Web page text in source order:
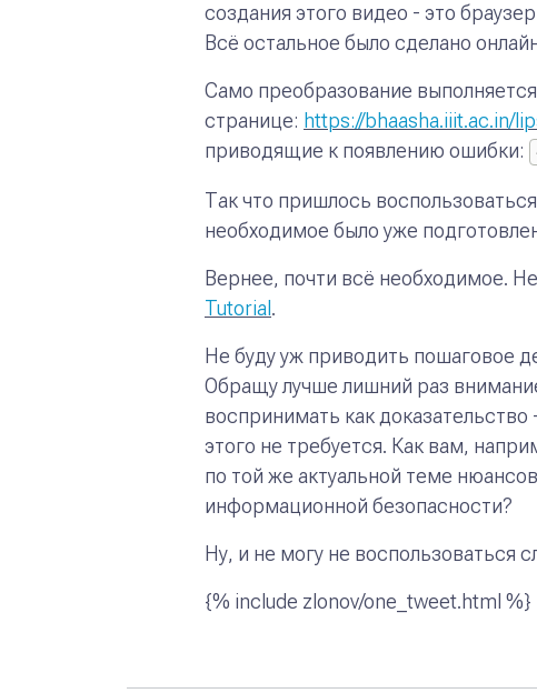
создания этого видео - это
Всё остальное было сделано
Само преобразование
странице: https://bhaasha.iiit.ac.in/
приводящие к появлению ошибки:
Так что пришлось
необходимое было уже
Вернее, почти всё необходимое.
Tutorial .
Не буду уж приводить пошаговое
Обращу лучше лишний раз
воспринимать как
этого не требуется. Как вам,
по той же актуальной теме
информационной безопасности?
Ну, и не могу не воспользоваться
{% include zlonov/one_tweet.html %}